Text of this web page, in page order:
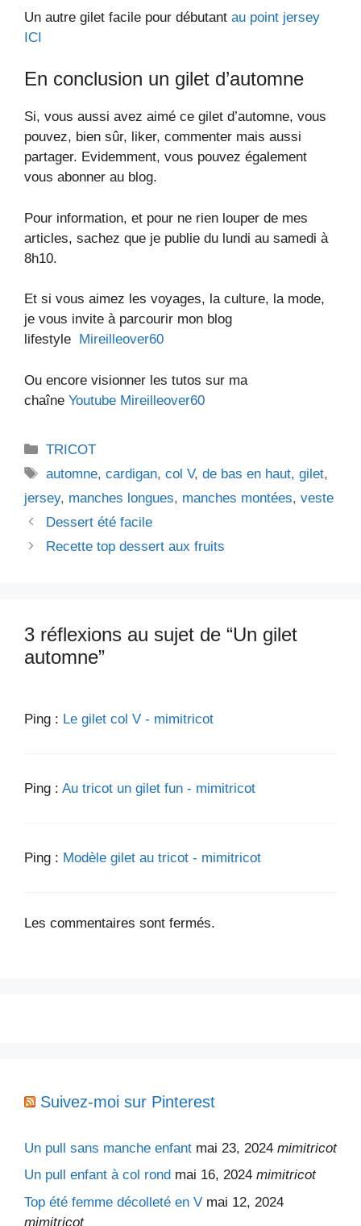
Un autre gilet facile pour débutant au point jersey
ICI
En conclusion un gilet d’automne
Si, vous aussi avez aimé ce gilet d’automne, vous
pouvez, bien sûr, liker, commenter mais aussi
partager. Evidemment, vous pouvez également
vous abonner au blog.
Pour information, et pour ne rien louper de mes
articles, sachez que je publie du lundi au samedi à
8h10.
Et si vous aimez les voyages, la culture, la mode,
je vous invite à parcourir mon blog
lifestyle Mireilleover60
Ou encore visionner les tutos sur ma
chaîne Youtube Mireilleover60
Catégories
TRICOT
Étiquettes
automne,cardigan,col V,de bas en haut,gilet,
jersey, manches longues, manches montées, veste
Dessert été facile
Recette top dessert aux fruits
3 réflexions au sujet de “Un gilet
automne”
Ping : Le gilet col V - mimitricot
Ping : Au tricot un gilet fun - mimitricot
Ping : Modèle gilet au tricot - mimitricot
Les commentaires sont fermés.
Suivez-moi sur Pinterest
Un pull sans manche enfant mai 23, 2024 mimitricot
Un pull enfant à col rond mai 16, 2024 mimitricot
Top été femme décolleté en V mai 12, 2024
mimitricot